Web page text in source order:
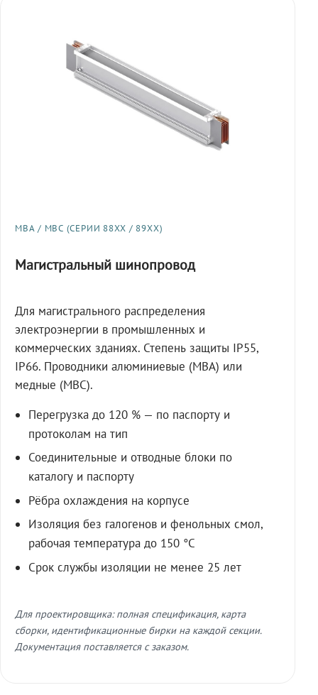
МВА / МВС (СЕРИИ 88XX / 89XX)
Магистральный шинопровод
Для магистрального распределения
электроэнергии в промышленных и
коммерческих зданиях. Степень защиты IP55,
IP66. Проводники алюминиевые (МВА) или
медные (МВС).
Перегрузка до 120 % — по паспорту и
протоколам на тип
Соединительные и отводные блоки по
каталогу и паспорту
Рёбра охлаждения на корпусе
Изоляция без галогенов и фенольных смол,
рабочая температура до 150 °C
Срок службы изоляции не менее 25 лет
Для проектировщика: полная спецификация, карта
сборки, идентификационные бирки на каждой секции.
Документация поставляется с заказом.